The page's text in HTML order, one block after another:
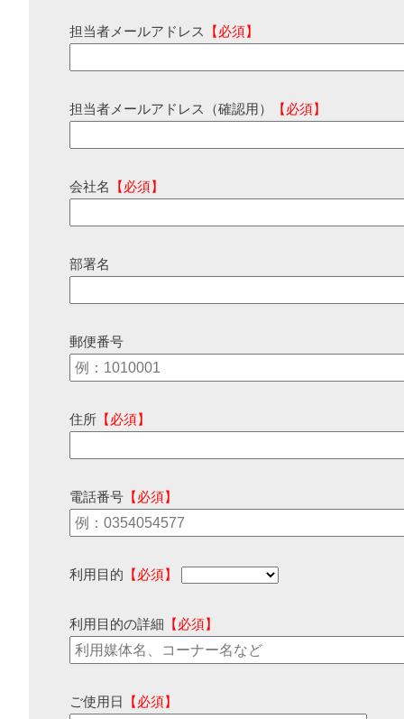
担当者メールアドレス 【必須】
担当者メールアドレス（確認用） 【必須】
会社名 【必須】
部署名
郵便番号
住所 【必須】
電話番号 【必須】
利用目的 【必須】
利用目的の詳細 【必須】
ご使用日 【必須】